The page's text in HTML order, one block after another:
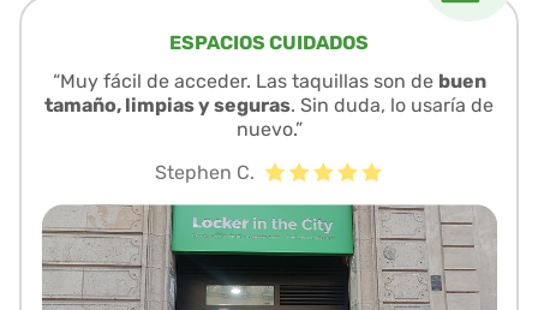
ESPACIOS CUIDADOS
“Muy fácil de acceder. Las taquillas son de buen
tamaño, limpias y seguras. Sin duda, lo usaría de
nuevo.”
Stephen C.